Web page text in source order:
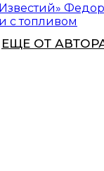
с топливом
ЕЩЕ ОТ